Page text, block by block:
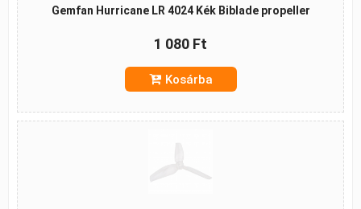
Gemfan Hurricane LR 4024 Kék Biblade propeller
1 080 Ft
Kosárba